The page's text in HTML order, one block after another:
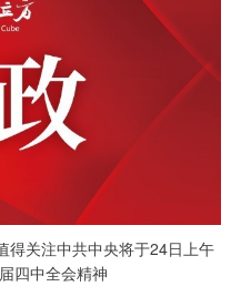
得关注中共中央将于24日上午
四中全会精神